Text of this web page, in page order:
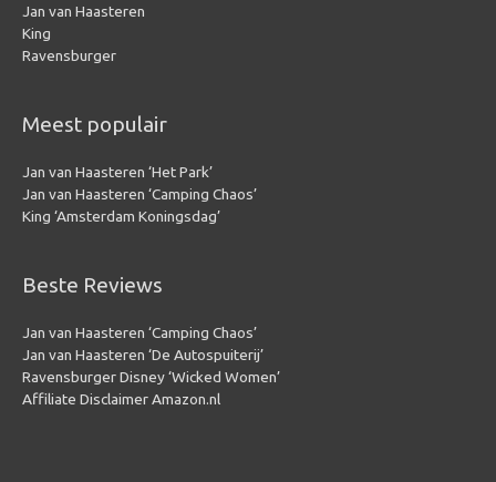
Jan van Haasteren
King
Ravensburger
Meest populair
Jan van Haasteren ‘Het Park’
Jan van Haasteren ‘Camping Chaos’
King ‘Amsterdam Koningsdag’
Beste Reviews
Jan van Haasteren ‘Camping Chaos’
Jan van Haasteren ‘De Autospuiterij’
Ravensburger Disney ‘Wicked Women’
Affiliate Disclaimer Amazon.nl